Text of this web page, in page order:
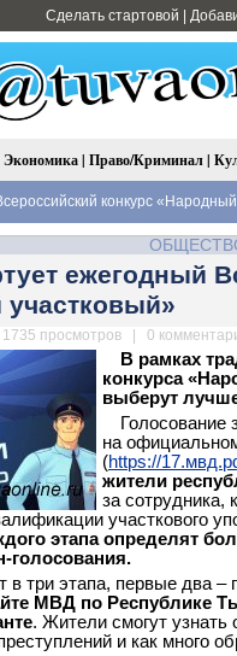
Сделать стартовой
Экономика| Право/Криминал|
конкурс
ежегодный
просмотров | 0
В рамках
конкурса
выберут
Голосование
на
(https://
жители
за сотрудника,
участкового
этапа определят
голосования.
в три этапа, первые два –
МВД по Республике
. Жители смогут узнать
и как много